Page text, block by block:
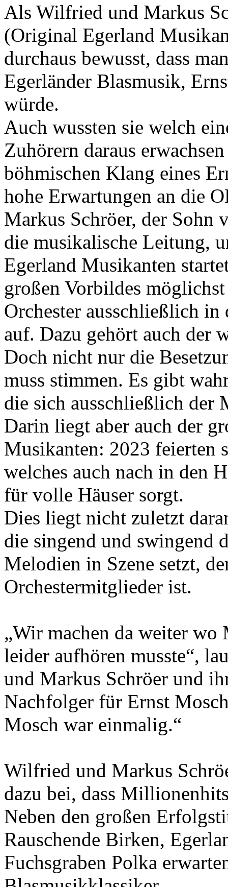
Als Wilfried und Markus
(Original Egerland
durchaus bewusst, dass
Egerländer Blasmusik,
würde.
Auch wussten sie welch
Zuhörern daraus
böhmischen Klang eines
hohe Erwartungen an die
Markus Schröer, der Sohn
die musikalische Leitung,
Egerland Musikanten
großen Vorbildes
Orchester ausschließlich
auf. Dazu gehört auch der
Doch nicht nur die
muss stimmen. Es gibt
die sich ausschließlich der
Darin liegt aber auch der
Musikanten: 2023 feierten
welches auch nach in den
für volle Häuser sorgt.
Dies liegt nicht zuletzt
die singend und swingend
Melodien in Szene setzt,
Orchestermitglieder ist.
„Wir machen da weiter wo
leider aufhören musste“,
und Markus Schröer und
Nachfolger für Ernst
Mosch war einmalig.“
Wilfried und Markus
dazu bei, dass
Neben den großen
Rauschende Birken,
Fuchsgraben Polka